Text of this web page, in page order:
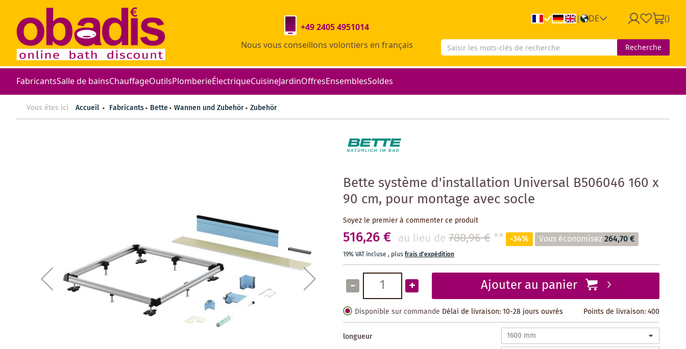
| DE ()
+49 2405 4951014
Nous vous conseillons volontiers en français
Recherche
FabricantsSalle de bainsChauffageOutilsPlomberieÉlectriqueCuisineJardinOffresEnsemblesSoldes
Vous êtes ici Accueil Fabricants Bette Wannen und Zubehör Zubehör
Bette système d'installation Universal B506046 160 x
90 cm, pour montage avec socle
Soyez le premier à commenter ce produit
516,26 € au lieu de 780,96 € ** -34% Vous économisez264,70 €
19% VAT incluse , plusfrais d'expédition
- + Ajouter au panier
Disponible sur commande Délai de livraison: 10-28 jours ouvrés Points de livraison:400
longueur